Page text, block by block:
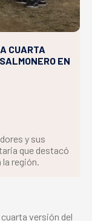
CUARTA
EN
y sus
que destacó
región.
cuarta versión del